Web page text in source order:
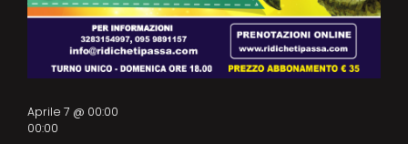
Aprile 7 @ 00:00
00:00